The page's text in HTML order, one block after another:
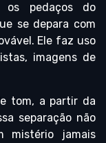
os pedaços do
se depara com
Ele faz uso
imagens de
tom, a partir da
separação não
mistério jamais